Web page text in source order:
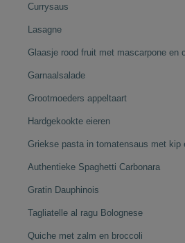
Currysaus
Lasagne
Glaasje rood fruit met mascarpone en
Garnaalsalade
Grootmoeders appeltaart
Hardgekookte eieren
Griekse pasta in tomatensaus met kip
Authentieke Spaghetti Carbonara
Gratin Dauphinois
Tagliatelle al ragu Bolognese
Quiche met zalm en broccoli